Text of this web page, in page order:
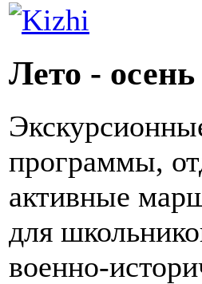
Лето -
программы,
активные
для
военно-